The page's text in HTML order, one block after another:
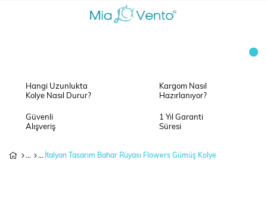
Hangi Uzunlukta
Kolye Nasıl Durur?
Kargom Nasıl
Hazırlanıyor?
Güvenli
Alışveriş
1 Yıl Garanti
Süresi
İtalyan Tasarım Bahar Rüyası Flowers Gümüş Kolye